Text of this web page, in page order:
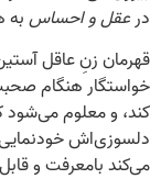
در عقل و احساس به
قهرمان زنِ عاقل
خواستگار هنگام صحبت
کند، و معلوم می‌شود
دلسوزی‌اش خودنمایی
می‌کند بامعرفت و